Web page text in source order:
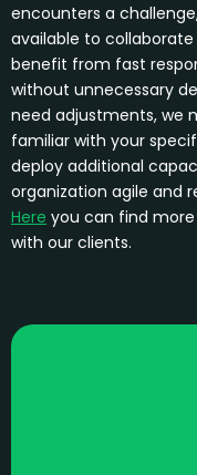
encounters a
available to collaborate
benefit from fast
without unnecessary
need adjustments, we
familiar with your
deploy additional
organization agile and
Here you can find
with our clients.